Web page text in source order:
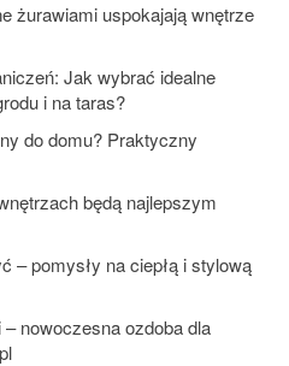
żurawiami uspokajają wnętrze
Jak wybrać idealne
i na taras?
do domu? Praktyczny
będą najlepszym
– pomysły na ciepłą i stylową
nowoczesna ozdoba dla